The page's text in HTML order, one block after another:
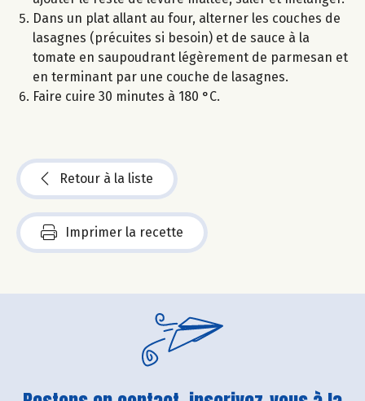
Dans un plat allant au four, alterner les couches de
lasagnes (précuites si besoin) et de sauce à la
tomate en saupoudrant légèrement de parmesan et
en terminant par une couche de lasagnes.
Faire cuire 30 minutes à 180 °C.
Retour à la liste
Imprimer la recette